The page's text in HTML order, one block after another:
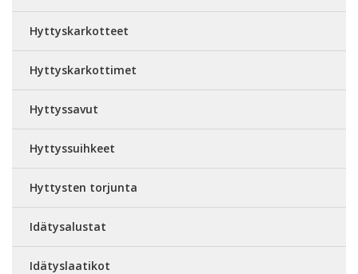
Hyttyskarkotteet
Hyttyskarkottimet
Hyttyssavut
Hyttyssuihkeet
Hyttysten torjunta
Idätysalustat
Idätyslaatikot